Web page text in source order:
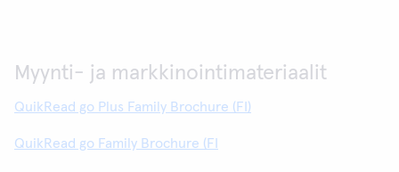
Myynti- ja markkinointimateriaalit
QuikRead go Plus Family Brochure (FI)
QuikRead go Family Brochure (FI